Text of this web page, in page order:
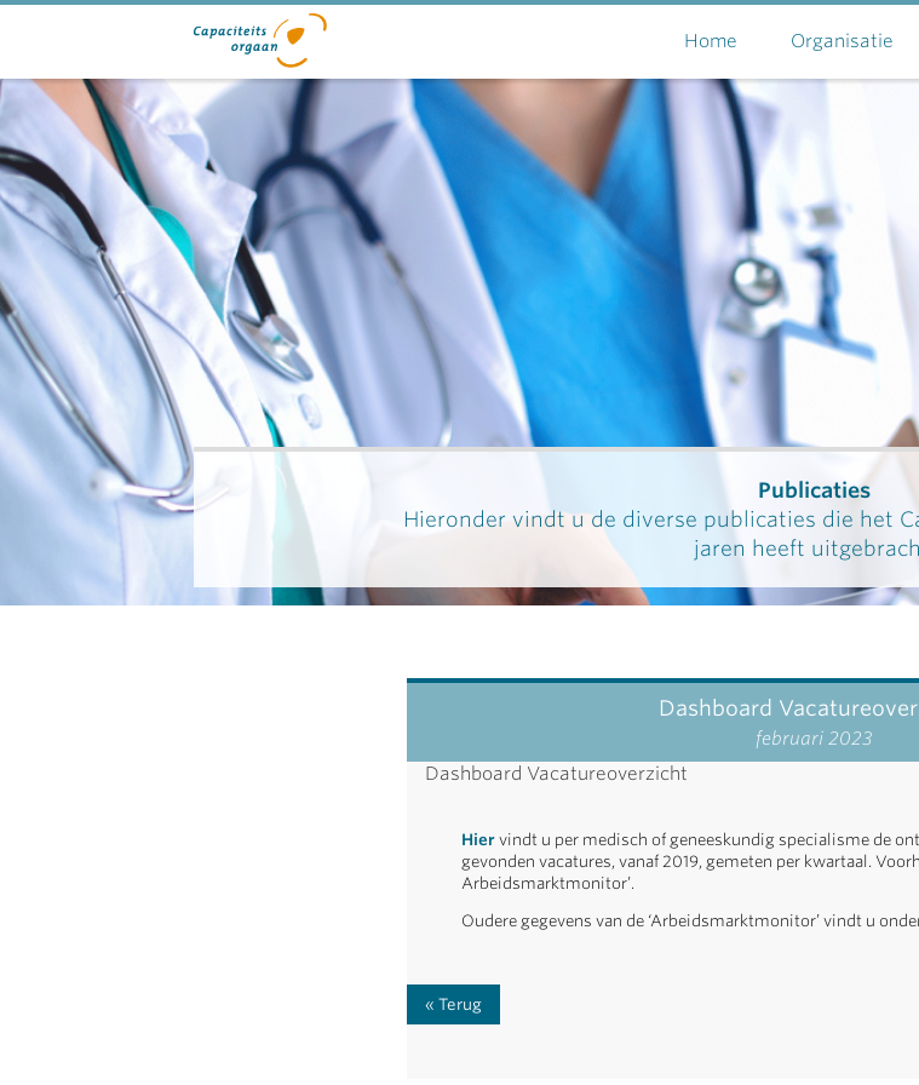
Home Organisatie
Publicaties
Hieronder vindt u de diverse publicaties die het
jaren heeft
Dashboard
februari 2023
Dashboard Vacatureoverzicht
Hiervindt u per medisch of geneeskundig specialisme de
gevonden vacatures, vanaf 2019, gemeten per kwartaal.
Arbeidsmarktmonitor’.
Oudere gegevens van de ‘Arbeidsmarktmonitor’ vindt u
Terug